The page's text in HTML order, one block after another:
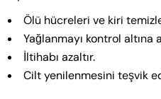
Ölü hücreleri ve kiri
Yağlanmayı kontrol altına
İltihabı azaltır.
Cilt yenilenmesini teşvik